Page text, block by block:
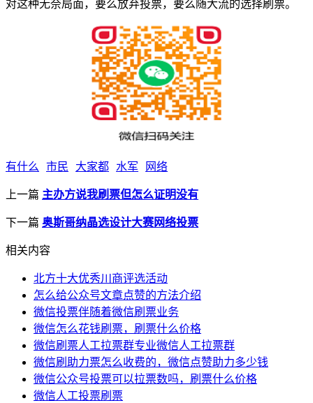
对这种无奈局面，要么放弃投票，要么随大流的选择刷票。
有什么 市民 大家都 水军 网络
上一篇 主办方说我刷票但怎么证明没有
下一篇 奥斯哥纳晶选设计大赛网络投票
相关内容
北方十大优秀川商评选活动
怎么给公众号文章点赞的方法介绍
微信投票伴随着微信刷票业务
微信怎么花钱刷票，刷票什么价格
微信刷票人工拉票群专业微信人工拉票群
微信刷助力票怎么收费的，微信点赞助力多少钱
微信公众号投票可以拉票数吗，刷票什么价格
微信人工投票刷票